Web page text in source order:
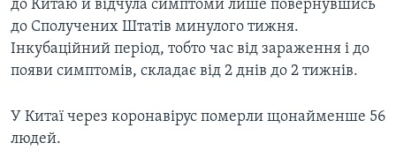
до Китаю й відчула симптоми лише повернувшись
до Сполучених Штатів минулого тижня.
Інкубаційний період, тобто час від зараження і до
появи симптомів, складає від 2 днів до 2 тижнів.
У Китаї через коронавірус померли щонайменше 56
людей.